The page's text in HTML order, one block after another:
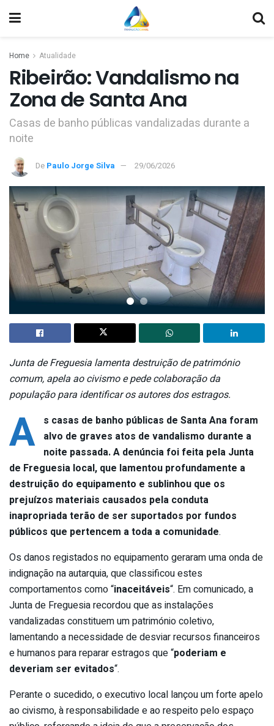
Home Atualidade
Ribeirão: Vandalismo na
Zona de Santa Ana
Casas de banho públicas vandalizadas durante a
noite
De Paulo Jorge Silva 29/06/2026
Junta de Freguesia lamenta destruição de património
comum, apela ao civismo e pede colaboração da
população para identificar os autores dos estragos.
A s casas de banho públicas de Santa Ana foram
alvo de graves atos de vandalismo durante a
noite passada. A denúncia foi feita pela Junta
de Freguesia local, que lamentou profundamente a
destruição do equipamento e sublinhou que os
prejuízos materiais causados pela conduta
inapropriada terão de ser suportados por fundos
públicos que pertencem a toda a comunidade.
Os danos registados no equipamento geraram uma onda de
indignação na autarquia, que classificou estes
comportamentos como “inaceitáveis“. Em comunicado, a
Junta de Freguesia recordou que as instalações
vandalizadas constituem um património coletivo,
lamentando a necessidade de desviar recursos financeiros
e humanos para reparar estragos que “poderiam e
deveriam ser evitados“.
Perante o sucedido, o executivo local lançou um forte apelo
ao civismo, à responsabilidade e ao respeito pelo espaço